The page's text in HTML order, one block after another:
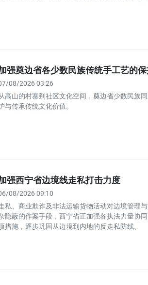
强奠边省各少数民族传统手工艺的
08/2026 03:26
高山的村寨到社区文化空间，奠边省少数民族
与传承传统文化价值。
强西宁省边境线走私打击力度
08/2026 09:10
私、商业欺诈及非法运输货物活动对边境管理
隐蔽的作案手段，西宁省正加强各执法力量协
措施，逐步巩固从边境到内地的反走私防线。